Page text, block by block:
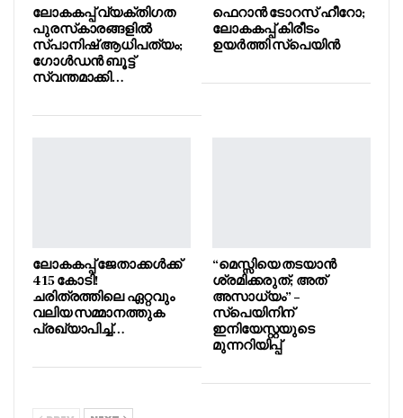
ലോകകപ്പ് വ്യക്തിഗത
പുരസ്‌കാരങ്ങളിൽ
സ്പാനിഷ് ആധിപത്യം;
ഗോൾഡൻ ബൂട്ട്
സ്വന്തമാക്കി…
ഫെറാൻ ടോറസ് ഹീറോ;
ലോകകപ്പ് കിരീടം
ഉയർത്തി സ്പെയിൻ
ലോകകപ്പ് ജേതാക്കൾക്ക്
415 കോടി!
ചരിത്രത്തിലെ ഏറ്റവും
വലിയ സമ്മാനത്തുക
പ്രഖ്യാപിച്ച്…
“മെസ്സിയെ തടയാൻ
ശ്രമിക്കരുത്; അത്
അസാധ്യം” –
സ്പെയിനിന്
ഇനിയേസ്റ്റയുടെ
മുന്നറിയിപ്പ്